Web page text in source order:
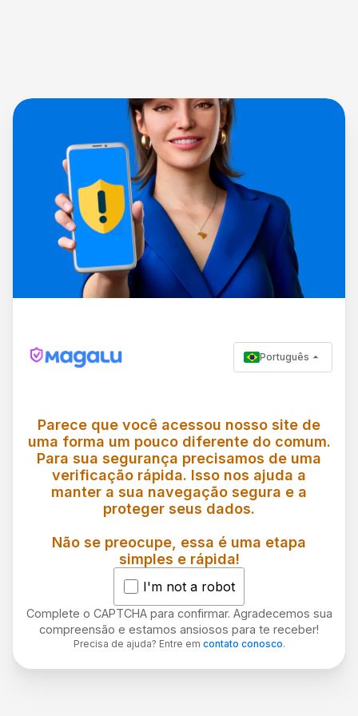
Português
Parece que você acessou nosso site de
uma forma um pouco diferente do comum.
Para sua segurança precisamos de uma
verificação rápida. Isso nos ajuda a
manter a sua navegação segura e a
proteger seus dados.
Não se preocupe, essa é uma etapa
simples e rápida!
I'm not a robot
Complete o CAPTCHA para confirmar. Agradecemos sua
compreensão e estamos ansiosos para te receber!
Precisa de ajuda? Entre em contato conosco.